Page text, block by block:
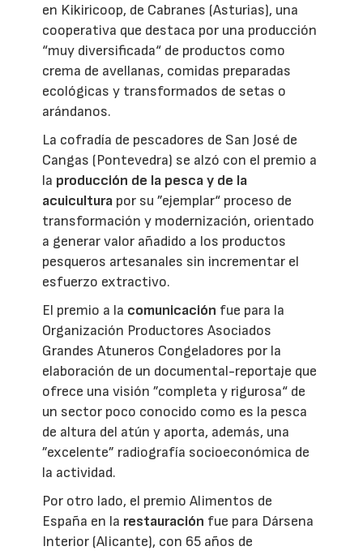
en Kikiricoop, de Cabranes (Asturias), una
cooperativa que destaca por una producción
“muy diversificada“ de productos como
crema de avellanas, comidas preparadas
ecológicas y transformados de setas o
arándanos.
La cofradía de pescadores de San José de
Cangas (Pontevedra) se alzó con el premio a
la producción de la pesca y de la
acuicultura por su ”ejemplar“ proceso de
transformación y modernización, orientado
a generar valor añadido a los productos
pesqueros artesanales sin incrementar el
esfuerzo extractivo.
El premio a la comunicación fue para la
Organización Productores Asociados
Grandes Atuneros Congeladores por la
elaboración de un documental-reportaje que
ofrece una visión ”completa y rigurosa“ de
un sector poco conocido como es la pesca
de altura del atún y aporta, además, una
”excelente” radiografía socioeconómica de
la actividad.
Por otro lado, el premio Alimentos de
España en la restauración fue para Dársena
Interior (Alicante), con 65 años de